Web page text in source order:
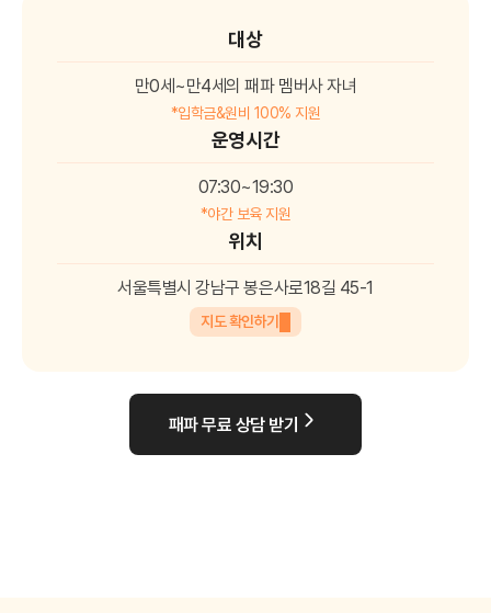
대상
만0세~만4세의 패파 멤버사 자녀
*입학금&원비 100% 지원
운영시간
07:30~19:30
*야간 보육 지원
위치
서울특별시 강남구 봉은사로18길 45-1
지도 확인하기
패파 무료 상담 받기